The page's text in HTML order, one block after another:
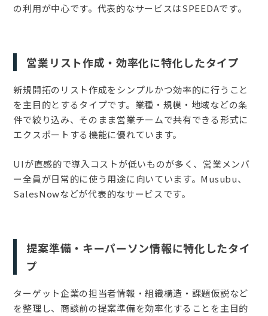
の利用が中心です。代表的なサービスはSPEEDAです。
営業リスト作成・効率化に特化したタイプ
新規開拓のリスト作成をシンプルかつ効率的に行うこと
を主目的とするタイプです。業種・規模・地域などの条
件で絞り込み、そのまま営業チームで共有できる形式に
エクスポートする機能に優れています。
UIが直感的で導入コストが低いものが多く、営業メンバ
ー全員が日常的に使う用途に向いています。Musubu、
SalesNowなどが代表的なサービスです。
提案準備・キーパーソン情報に特化したタイ
プ
ターゲット企業の担当者情報・組織構造・課題仮説など
を整理し、商談前の提案準備を効率化することを主目的